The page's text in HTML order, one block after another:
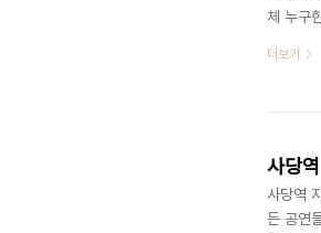
체 누구
월 31
ㅋㅋㅋ)
더보기
사당
사당역
든 공연